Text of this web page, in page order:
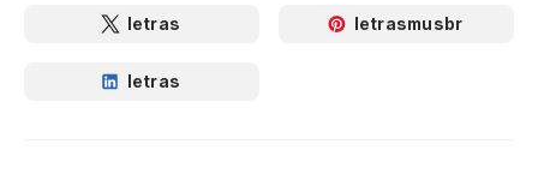
letras letrasmusbr
letras